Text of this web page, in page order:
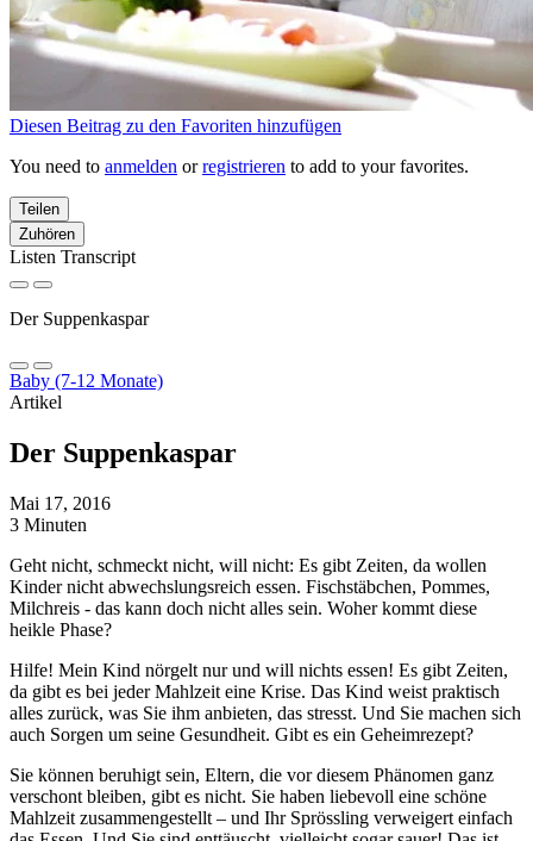
Diesen Beitrag zu den Favoriten hinzufügen
You need to anmelden orregistrieren to add to your favorites.
Teilen
Zuhören
Listen Transcript
Der Suppenkaspar
Baby (7-12 Monate)
Artikel
Der Suppenkaspar
Mai 17, 2016
3 Minuten
Geht nicht, schmeckt nicht, will nicht: Es gibt Zeiten, da wollen
Kinder nicht abwechslungsreich essen. Fischstäbchen, Pommes,
Milchreis - das kann doch nicht alles sein. Woher kommt diese
heikle Phase?
Hilfe! Mein Kind nörgelt nur und will nichts essen! Es gibt Zeiten,
da gibt es bei jeder Mahlzeit eine Krise. Das Kind weist praktisch
alles zurück, was Sie ihm anbieten, das stresst. Und Sie machen sich
auch Sorgen um seine Gesundheit. Gibt es ein Geheimrezept?
Sie können beruhigt sein, Eltern, die vor diesem Phänomen ganz
verschont bleiben, gibt es nicht. Sie haben liebevoll eine schöne
Mahlzeit zusammengestellt – und Ihr Sprössling verweigert einfach